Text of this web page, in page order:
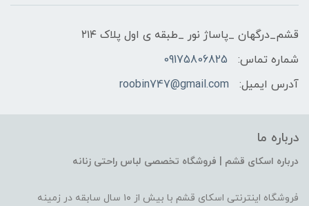
قشم_درگهان _پاساژ نور _طبقه ی اول پلاک ۲۱۴
شماره تماس:
09175806825
آدرس ایمیل:
roobin747@gmail.com
درباره ما
درباره اسکای قشم | فروشگاه تخصصی لباس راحتی زنانه
فروشگاه اینترنتی اسکای قشم با بیش از ۱۰ سال سابقه در زمینه